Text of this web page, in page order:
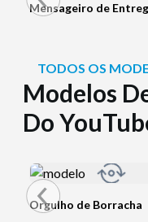
Mensageiro de
TODOS OS
Modelos
Do
Orgulho de Borracha